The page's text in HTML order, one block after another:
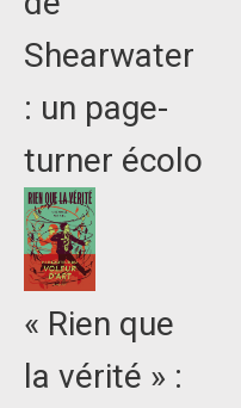
Shearwater
: un page-
turner écolo
« Rien que
la vérité » :